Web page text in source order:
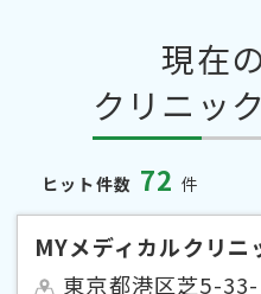
現在
クリニッ
ヒット件数 72 件
MYメディカルクリニ
東京都港区芝5-